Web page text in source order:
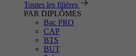
Toutes les filières
PAR DIPLÔMES
Bac PRO
CAP
BTS
BUT